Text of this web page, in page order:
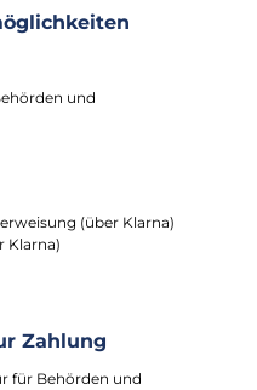
und
(über Klarna)
Klarna)
Zahlung
für Behörden und